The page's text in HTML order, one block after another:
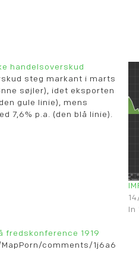
handelsoverskud
steg markant i marts
søjler), idet eksporten
gule linie), mens
7,6% p.a. (den blå linie).
In
1919
comments/1j6a6pd/